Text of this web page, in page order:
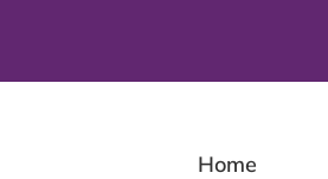
springen
Home